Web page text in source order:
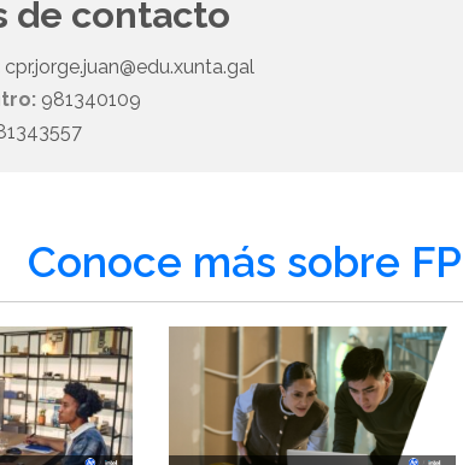
de contacto
cpr.jorge.juan@edu.xunta.gal
981340109
Conoce más sobre